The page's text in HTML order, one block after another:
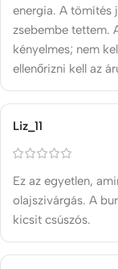
energia. A tömítés
zsebembe tettem.
kényelmes; nem
ellenőrizni kell az
Liz_11
Ez az egyetlen,
olajszivárgás. A
kicsit csúszós.